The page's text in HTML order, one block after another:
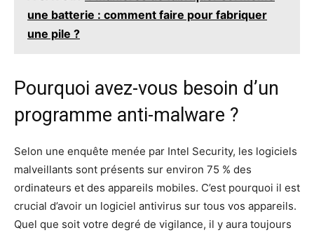
une batterie : comment faire pour fabriquer
une pile ?
Pourquoi avez-vous besoin d’un
programme anti-malware ?
Selon une enquête menée par Intel Security, les logiciels
malveillants sont présents sur environ 75 % des
ordinateurs et des appareils mobiles. C’est pourquoi il est
crucial d’avoir un logiciel antivirus sur tous vos appareils.
Quel que soit votre degré de vigilance, il y aura toujours